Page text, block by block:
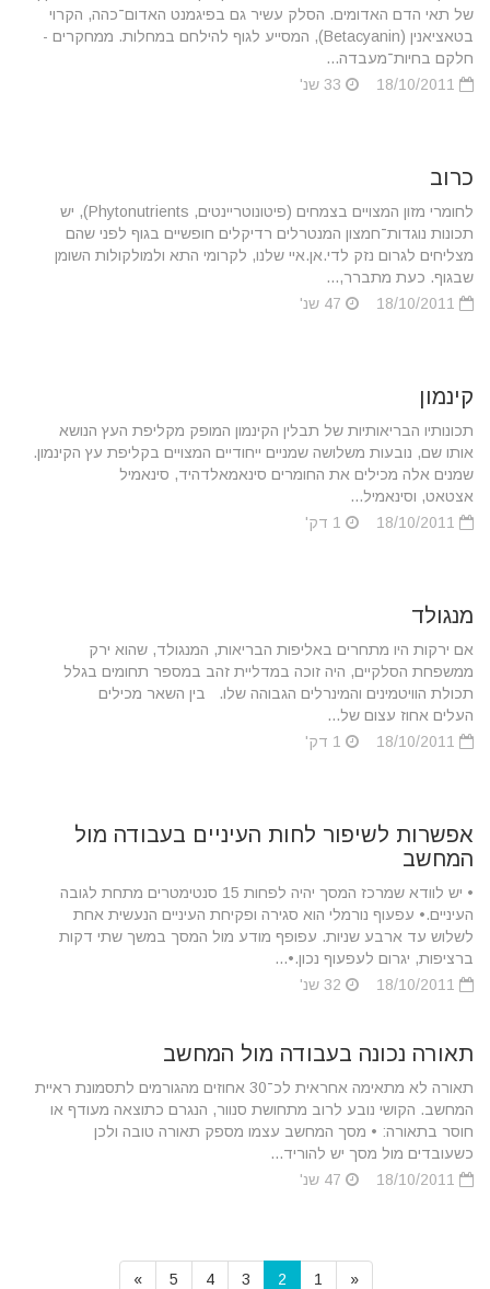
של תאי הדם האדומים. הסלק עשיר גם בפיגמנט האדום־כהה, הקרוי
בטאציאנין (Betacyanin), המסייע לגוף להילחם במחלות. ממחקרים -
חלקם בחיות־מעבדה...
כרוב
לחומרי מזון המצויים בצמחים (פיטונוטריינטים, Phytonutrients), יש
תכונות נוגדות־חמצון המנטרלים רדיקלים חופשיים בגוף לפני שהם
מצליחים לגרום נזק לדי.אן.איי שלנו, לקרומי התא ולמולקולות השומן
שבגוף. כעת מתברר,...
קינמון
תכונותיו הבריאותיות של תבלין הקינמון המופק מקליפת העץ הנושא
אותו שם, נובעות משלושה שמניים ייחודיים המצויים בקליפת עץ הקינמון.
שמנים אלה מכילים את החומרים סינאמאלדהיד, סינאמיל
אצטאט, וסינאמיל...
מנגולד
אם ירקות היו מתחרים באליפות הבריאות, המנגולד, שהוא ירק
ממשפחת הסלקיים, היה זוכה במדליית זהב במספר תחומים בגלל
תכולת הוויטמינים והמינרלים הגבוהה שלו. בין השאר מכילים
העלים אחוז עצום של...
אפשרות לשיפור לחות העיניים בעבודה מול
המחשב
• יש לוודא שמרכז המסך יהיה לפחות 15 סנטימטרים מתחת לגובה
העיניים.• עפעוף נורמלי הוא סגירה ופקיחת העיניים הנעשית אחת
לשלוש עד ארבע שניות. עפופף מודע מול המסך במשך שתי דקות
ברציפות, יגרום לעפעוף נכון.•...
תאורה נכונה בעבודה מול המחשב
תאורה לא מתאימה אחראית לכ־30 אחוזים מהגורמים לתסמונת ראיית
המחשב. הקושי נובע לרוב מתחושת סנוור, הנגרם כתוצאה מעודף או
חוסר בתאורה: • מסך המחשב עצמו מספק תאורה טובה ולכן
כשעובדים מול מסך יש להוריד...
«
1
2
3
4
5
»